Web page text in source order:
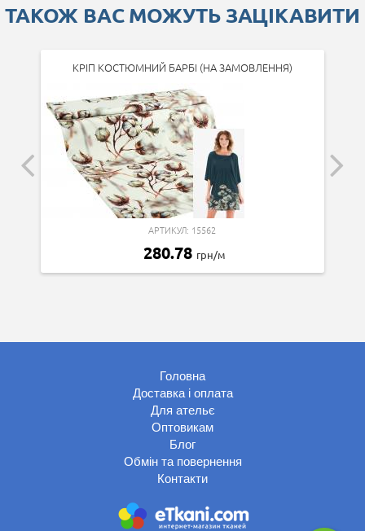
ТАКОЖ ВАС МОЖУТЬ ЗАЦІКАВИТИ
КРІП КОСТЮМНИЙ БАРБІ (НА ЗАМОВЛЕННЯ)
АРТИКУЛ: 15562
280.78 грн/м
Головна
Доставка і оплата
Для ательє
Оптовикам
Блог
Обмін та повернення
Контакти